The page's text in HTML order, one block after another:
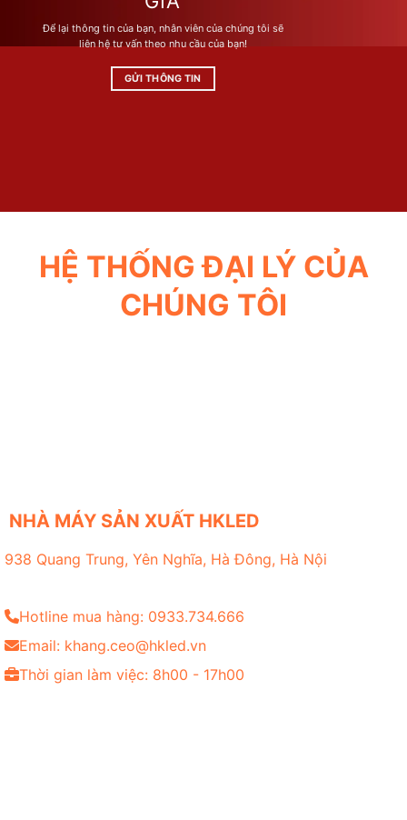
chọn
trên
trang
sản
Để lại thông tin của bạn, nhân viên của chúng tôi sẽ
liên hệ tư vấn theo nhu cầu của bạn!
GỬI THÔNG TIN
HỆ THỐNG ĐẠI LÝ CỦA
CHÚNG TÔI
NHÀ MÁY SẢN XUẤT HKLED
938 Quang Trung, Yên Nghĩa, Hà Đông, Hà Nội
Hotline mua hàng: 0933.734.666
Email: khang.ceo@hkled.vn
Thời gian làm việc: 8h00 - 17h00